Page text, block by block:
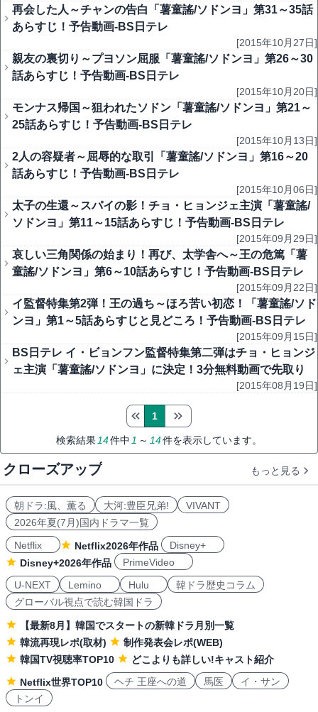
再会した人～チャンの告白「薯童謠/ソドンヨ」第31～35話
あらすじ！予告動画-BS日テレ
[2015年10月27日]
親友の裏切り～プヨソン屈服「薯童謠/ソドンヨ」第26～30
話あらすじ！予告動画-BS日テレ
[2015年10月20日]
モンナス帰国～狙われたソドン「薯童謠/ソドンヨ」第21～
25話あらすじ！予告動画-BS日テレ
[2015年10月13日]
2人の容疑者～屈辱的な取引「薯童謠/ソドンヨ」第16～20
話あらすじ！予告動画-BS日テレ
[2015年10月06日]
太子の生還～スパイの影！チョ・ヒョンジェ主演「薯童謠/
ソドンヨ」第11～15話あらすじ！予告動画-BS日テレ
[2015年09月29日]
哀しい三角関係の始まり！再び、太学舎へ～王の危篤「薯
童謠/ソドンヨ」第6～10話あらすじ！予告動画-BS日テレ
[2015年09月22日]
イ監督特集第2弾！王の過ち～ほろ苦い初恋！「薯童謠/ソド
ンヨ」第1～5話あらすじと見どころ！予告動画-BS日テレ
[2015年09月15日]
BS日テレ イ・ビョンフン監督特集第二弾はチョ・ヒョンジ
ェ主演「薯童謠/ソドンヨ」に決定！3分無料動画で先取り
[2015年08月19日]
検索結果 14件中 1 ～ 14件を表示しています。
1
クローズアップ もっと見る
朝ドラ:風、薫る 大河:豊臣兄弟!
VIVANT
2026年夏(7月)国内ドラマ一覧
Netflix
Netflix2026年作品
Disney+
Disney+2026年作品
PrimeVideo
U-NEXT
Lemino Hulu
韓ドラ歴史コラム
グローバル視点で読む韓国ドラ
【最新8月】韓国でスタートの新韓ドラ月別一覧
韓流再現レポ(取材)
制作発表会レポ(WEB)
韓国TV視聴率TOP10
どこよりも詳しい!キャスト紹介
Netflix世界TOP10
ヘチ 王座への道 馬医
イ・サン
トンイ